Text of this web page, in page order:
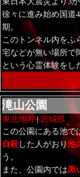
徐々に進み始め国道
期。
このトンネル内をふ
宅などが無い場所で
という心霊体験をし
滝山公園
東北地方|宮城県
この公園にある池で
自殺した人がおり池
う。
また、公園内では黒